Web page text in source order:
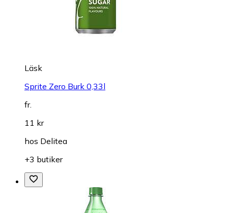
Läsk
Sprite Zero Burk 0,33l
fr.
11 kr
hos Delitea
+3 butiker